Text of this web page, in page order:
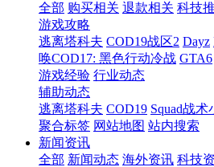
全部 购买相关 退款相关 科技
游戏攻略
逃离塔科夫 COD19战区2 Dayz
唤COD17: 黑色行动冷战 GTA6
游戏经验 行业动态
辅助动态
逃离塔科夫 COD19 Squad战术
聚合标签 网站地图 站内搜索
新闻资讯
全部 新闻动态 海外资讯 科技